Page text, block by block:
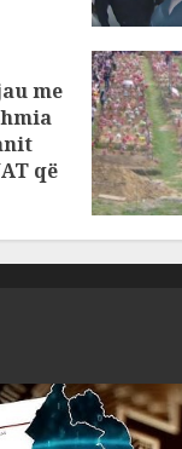
me
që